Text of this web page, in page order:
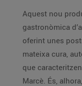
Aquest nou
gastronòmica
oferint unes
mateixa cura,
que
Marcè. És,